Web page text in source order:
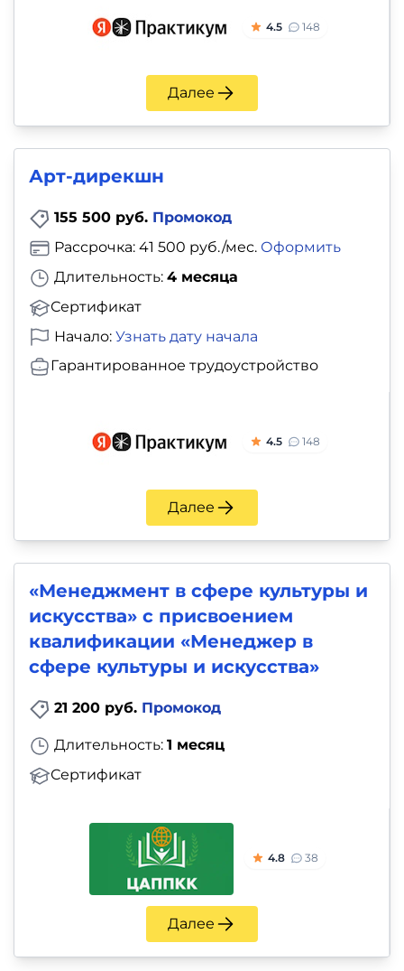
4.5 148
Далее
Арт‑дирекшн
155 500 руб. Промокод
Длительность: 4 месяца
Сертификат
Рассрочка: 41 500 руб./мес. Оформить
Начало: Узнать дату начала
Гарантированное трудоустройство
4.5 148
Далее
«Менеджмент в сфере культуры и
искусства» с присвоением
квалификации «Менеджер в
сфере культуры и искусства»
21 200 руб. Промокод
Длительность: 1 месяц
Сертификат
4.8 38
Далее
профориентацию